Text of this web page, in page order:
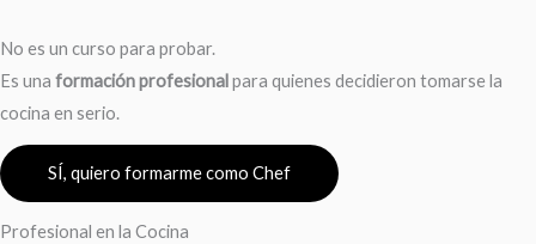
No es un curso para probar.
Es una formación profesionalpara quienes decidieron tomarse la
cocina en serio.
SÍ, quiero formarme como Chef
Profesional en la Cocina